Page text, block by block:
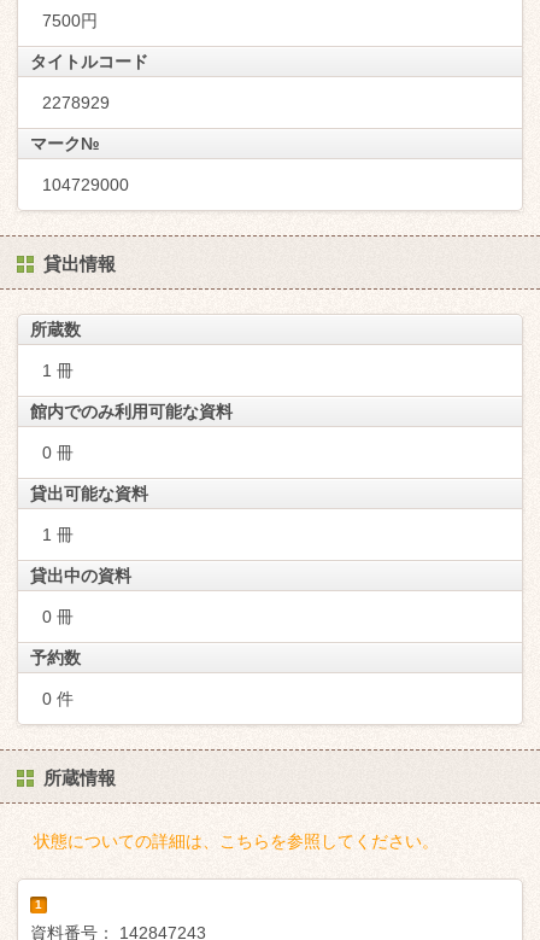
7500円
タイトルコード
2278929
マーク№
104729000
貸出情報
所蔵数
1 冊
館内でのみ利用可能な資料
0 冊
貸出可能な資料
1 冊
貸出中の資料
0 冊
予約数
0 件
所蔵情報
状態についての詳細は、こちらを参照してください。
1
資料番号： 142847243